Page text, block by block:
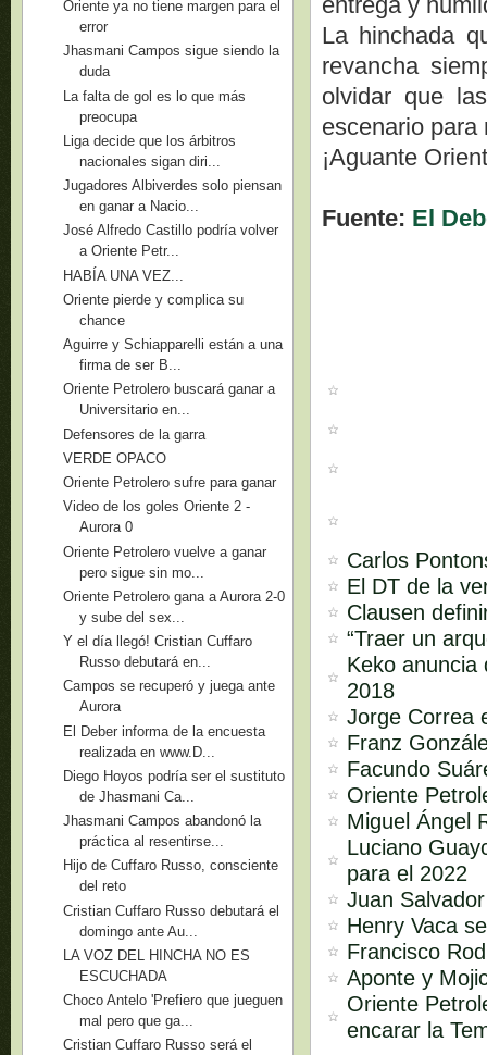
La hinchada
revancha
olvidar que
escenario para
¡Aguante
Fuente: El
Carlos
El DT de la
Clausen
“Traer un
Keko anuncia
2018
Jorge Correa
Franz
Facundo
Oriente
Miguel Ángel
Luciano
para el 2022
Juan
Henry Vaca
Francisco
Aponte y
Oriente
encarar la
Oriente ya no tiene margen para el
error
Jhasmani Campos sigue siendo la
duda
La falta de gol es lo que más
preocupa
Liga decide que los árbitros
nacionales sigan diri...
Jugadores Albiverdes solo piensan
en ganar a Nacio...
José Alfredo Castillo podría volver
a Oriente Petr...
HABÍA UNA VEZ...
Oriente pierde y complica su
chance
Aguirre y Schiapparelli están a una
firma de ser B...
Oriente Petrolero buscará ganar a
Universitario en...
Defensores de la garra
VERDE OPACO
Oriente Petrolero sufre para ganar
Video de los goles Oriente 2 -
Aurora 0
Oriente Petrolero vuelve a ganar
pero sigue sin mo...
Oriente Petrolero gana a Aurora 2-0
y sube del sex...
Y el día llegó! Cristian Cuffaro
Russo debutará en...
Campos se recuperó y juega ante
Aurora
El Deber informa de la encuesta
realizada en www.D...
Diego Hoyos podría ser el sustituto
de Jhasmani Ca...
Jhasmani Campos abandonó la
práctica al resentirse...
Hijo de Cuffaro Russo, consciente
del reto
Cristian Cuffaro Russo debutará el
domingo ante Au...
LA VOZ DEL HINCHA NO ES
ESCUCHADA
Choco Antelo 'Prefiero que jueguen
mal pero que ga...
Cristian Cuffaro Russo será el